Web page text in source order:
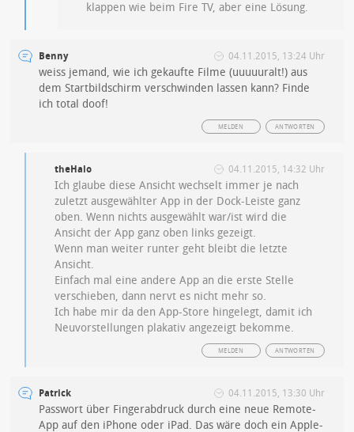
klappen wie beim Fire TV, aber eine Lösung.
Benny 04.11.2015, 13:24 Uhr
weiss jemand, wie ich gekaufte Filme (uuuuuralt!) aus
dem Startbildschirm verschwinden lassen kann? Finde
ich total doof!
ANTWORTEN
MELDEN
theHalo 04.11.2015, 14:32 Uhr
Ich glaube diese Ansicht wechselt immer je nach
zuletzt ausgewählter App in der Dock-Leiste ganz
oben. Wenn nichts ausgewählt war/ist wird die
Ansicht der App ganz oben links gezeigt.
Wenn man weiter runter geht bleibt die letzte
Ansicht.
Einfach mal eine andere App an die erste Stelle
verschieben, dann nervt es nicht mehr so.
Ich habe mir da den App-Store hingelegt, damit ich
Neuvorstellungen plakativ angezeigt bekomme.
ANTWORTEN
MELDEN
Patrick 04.11.2015, 13:30 Uhr
Passwort über Fingerabdruck durch eine neue Remote-
App auf den iPhone oder iPad. Das wäre doch ein Apple-